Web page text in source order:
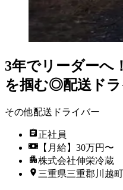
3年でリーダーへ
を掴む◎配送ド
その他配送ドライバー
正社員
【月給】30万円〜
株式会社伸栄冷蔵
三重県三重郡川越